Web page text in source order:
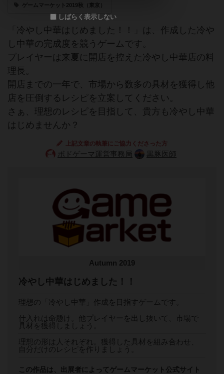
ゲームマーケット2019秋（東京）
「冷やし中華はじめました！！」は、作成した冷や
し中華の完成度を競うゲームです。
プレイヤーは来夏に開店を控えた冷やし中華店の料
理長。
開店までの一年で、市場から数多の具材を獲得し他
店を圧倒するレシピを立案してください。
さぁ、理想のレシピを目指して、貴方も冷やし中華
はじめませんか？
上記文章の執筆にご協力くださった方
ボドゲーマ運営事務局 黒豚医師
Autumn 2019
冷やし中華はじめました！！
理想の「冷やし中華」作成を目指すゲームです。
仕入れは命懸け。他プレイヤーを出し抜いて、市場で
具材を獲得しましょう。
理想の形は人それぞれ。獲得した具材を組み合わせ、
自分だけのレシピを作りましょう。
この作品は、出展者によってゲームマーケット公式サイト
しばらく表示しない